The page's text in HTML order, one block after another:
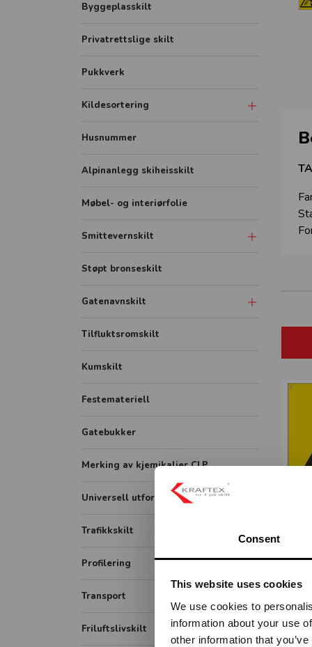
Consent
This website uses cookies
We use cookies to
information about your use
other information that
Byggeplasskilt
Privatrettslige skilt
Pukkverk
Kildesortering
Merkeordningen
Husnummer
Alpinanlegg skiheisskilt
Møbel- og interiørfolie
Smittevernskilt
Banner
Skilt
Sonemarkering - Sklisikker gulvfolie
gulvfolie
Hygieneskjermer
Støpt bronseskilt
Gatenavnskilt
Gatenavn refleks aluminium
Tilfluktsromskilt
Kumskilt
Festemateriell
Gatebukker
Merking av kjemikalier CLP
Universell utforming
Symbolskilt
Piktogram skilt
Trafikkskilt
Forbudsskilt
Opplysningsskilt
Veiarbeid og arbeidsvarsling
Profilering
Transport
ADR / farlig gods
Friluftslivskilt